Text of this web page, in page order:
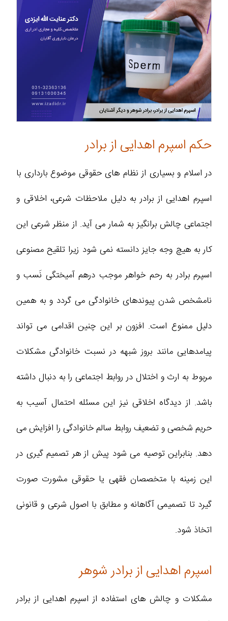
حکم اسپرم اهدایی از برادر
در اسلام و بسیاری از نظام های حقوقی موضوع بارداری با
اسپرم اهدایی از برادر به دلیل ملاحظات شرعی، اخلاقی و
اجتماعی چالش برانگیز به شمار می آید. از منظر شرعی این
کار به هیچ وجه جایز دانسته نمی شود زیرا تلقیح مصنوعی
اسپرم برادر به رحم خواهر موجب درهم آمیختگی نَسب و
نامشخص شدن پیوندهای خانوادگی می گردد و به همین
دلیل ممنوع است. افزون بر این چنین اقدامی می تواند
پیامدهایی مانند بروز شبهه در نسبت خانوادگی مشکلات
مربوط به ارث و اختلال در روابط اجتماعی را به دنبال داشته
باشد. از دیدگاه اخلاقی نیز این مسئله احتمال آسیب به
حریم شخصی و تضعیف روابط سالم خانوادگی را افزایش می
دهد. بنابراین توصیه می شود پیش از هر تصمیم گیری در
این زمینه با متخصصان فقهی یا حقوقی مشورت صورت
گیرد تا تصمیمی آگاهانه و مطابق با اصول شرعی و قانونی
اتخاذ شود.
اسپرم اهدایی از برادر شوهر
مشکلات و چالش‌ های استفاده از اسپرم اهدایی از برادر